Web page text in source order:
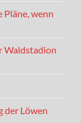
Pläne, wenn
Waldstadion
der Löwen